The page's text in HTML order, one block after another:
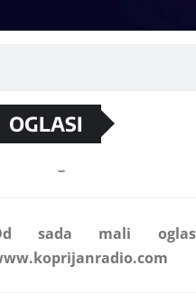
OGLASI
Marketing telefon 062 463 002